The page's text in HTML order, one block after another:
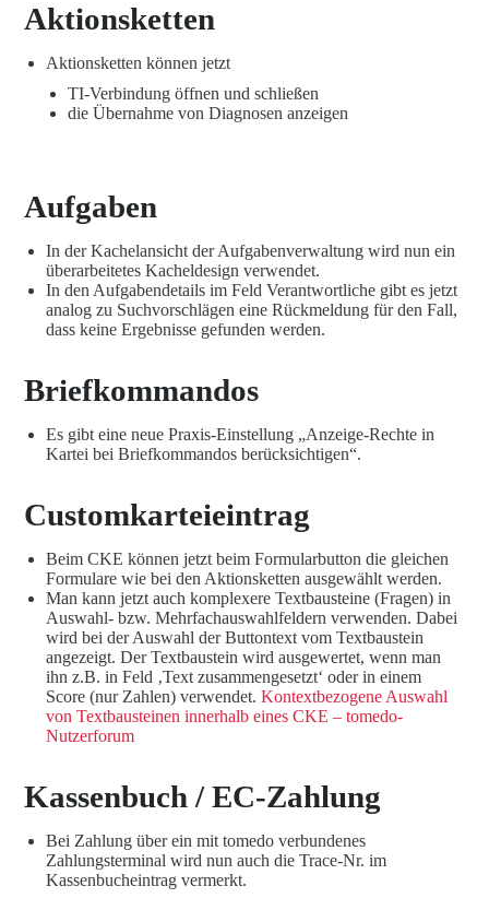
Aktionsketten
Aktionsketten können jetzt
TI-Verbindung öffnen und schließen
die Übernahme von Diagnosen anzeigen
Aufgaben
In der Kachelansicht der Aufgabenverwaltung wird nun ein
überarbeitetes Kacheldesign verwendet.
In den Aufgabendetails im Feld Verantwortliche gibt es jetzt
analog zu Suchvorschlägen eine Rückmeldung für den Fall,
dass keine Ergebnisse gefunden werden.
Briefkommandos
Es gibt eine neue Praxis-Einstellung „Anzeige-Rechte in
Kartei bei Briefkommandos berücksichtigen“.
Customkarteieintrag
Beim CKE können jetzt beim Formularbutton die gleichen
Formulare wie bei den Aktionsketten ausgewählt werden.
Man kann jetzt auch komplexere Textbausteine (Fragen) in
Auswahl- bzw. Mehrfachauswahlfeldern verwenden. Dabei
wird bei der Auswahl der Buttontext vom Textbaustein
angezeigt. Der Textbaustein wird ausgewertet, wenn man
ihn z.B. in Feld ‚Text zusammengesetzt‘ oder in einem
Score (nur Zahlen) verwendet. Kontextbezogene Auswahl
von Textbausteinen innerhalb eines CKE – tomedo-
Nutzerforum
Kassenbuch / EC-Zahlung
Bei Zahlung über ein mit tomedo verbundenes
Zahlungsterminal wird nun auch die Trace-Nr. im
Kassenbucheintrag vermerkt.